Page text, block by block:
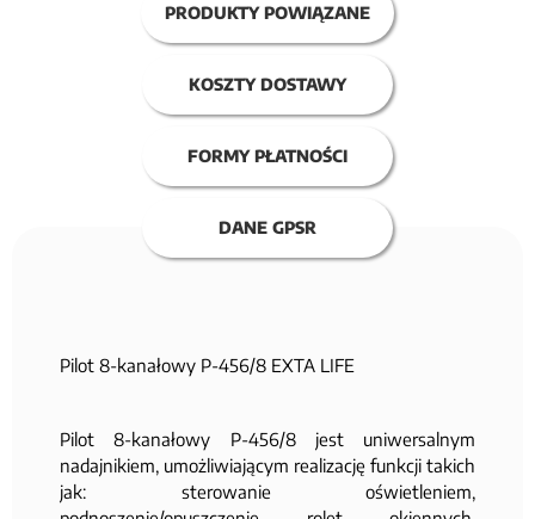
PRODUKTY POWIĄZANE
KOSZTY DOSTAWY
FORMY PŁATNOŚCI
DANE GPSR
Pilot 8-kanałowy P-456/8 EXTA LIFE
Pilot 8-kanałowy P-456/8 jest uniwersalnym
nadajnikiem, umożliwiającym realizację funkcji takich
jak: sterowanie oświetleniem,